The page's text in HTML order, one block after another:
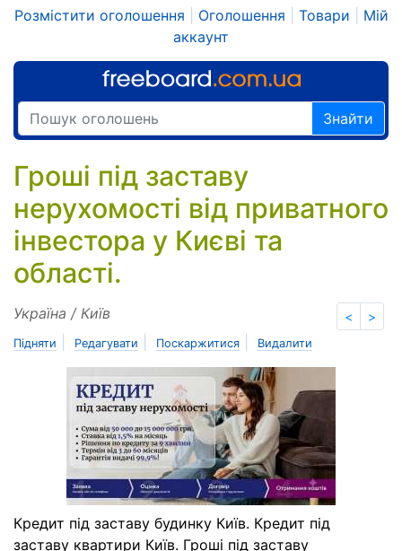
Розмістити оголошення Оголошення Товари
Мій
аккаунт
Знайти
Гроші під заставу
нерухомості від приватного
інвестора у Києві та
області.
< >
Україна / Київ
Підняти Редагувати Поскаржитися Видалити
Кредит під заставу будинку Київ. Кредит під
заставу квартири Київ. Гроші під заставу